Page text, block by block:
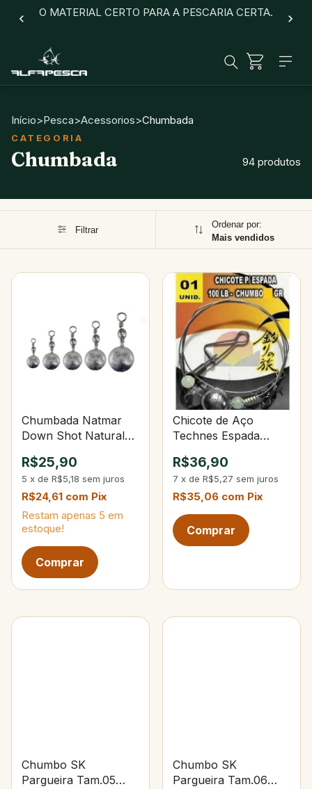
O MATERIAL CERTO PARA A PESCARIA CERTA.
Início>Pesca>Acessorios>Chumbada
Chumbada 94 produtos
Filtrar
Ordenar por:
Mais vendidos
Chumbada Natmar
Down Shot Natural
R$25,90
5 x de R$5,18 sem juros
R$24,61 com Pix
Restam apenas 5 em
estoque!
Chicote de Aço
Technes Espada
50g
R$36,90
7 x de R$5,27 sem juros
R$35,06 com Pix
Chumbo SK
Pargueira Tam.05
Chumbo SK
Pargueira Tam.06